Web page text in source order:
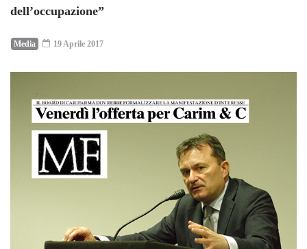
dell’occupazione”
Media 19 Aprile 2017